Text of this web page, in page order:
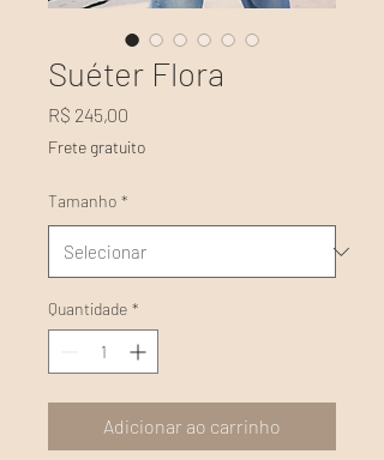
Suéter Flora
R$ 245,00
Frete gratuito
Tamanho *
Quantidade *
Adicionar ao carrinho